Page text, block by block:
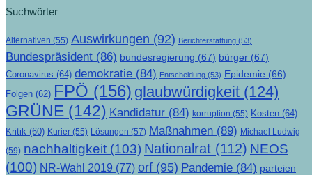
Suchwörter
Alternativen (55) Auswirkungen (92) Berichterstattung (53)
Bundespräsident (86) bundesregierung (67) bürger (67)
Coronavirus (64) demokratie (84) Entscheidung (53) Epidemie (66)
Folgen (62) FPÖ (156) glaubwürdigkeit (124)
GRÜNE (142) Kandidatur (84) korruption (55) Kosten (64)
Kritik (60) Kurier (55) Lösungen (57) Maßnahmen (89) Michael Ludwig
(59) nachhaltigkeit (103) Nationalrat (112) NEOS
(100) NR-Wahl 2019 (77) orf (95) Pandemie (84) parteien